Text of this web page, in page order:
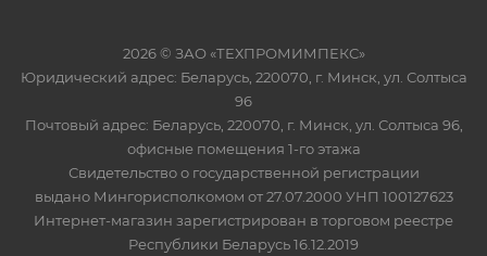
2026 © ЗАО «ТЕХПРОМИМПЕКС»
Юридический адрес: Беларусь, 220070, г. Минск, ул. Солтыса
96
Почтовый адрес: Беларусь, 220070, г. Минск, ул. Солтыса 96,
офисные помещения 1-го этажа
Свидетельство о государственной регистрации
выдано Мингорисполкомом от 27.07.2000 УНП 100127623
Интернет-магазин зарегистрирован в торговом реестре
Республики Беларусь 16.12.2019